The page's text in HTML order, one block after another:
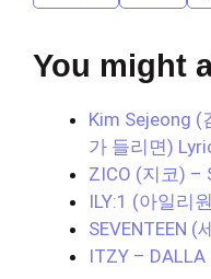
You might
Kim Sejeong (
가 들리면)
ZICO (지코) –
ILY:1 (아일리
SEVENTEEN
ITZY –